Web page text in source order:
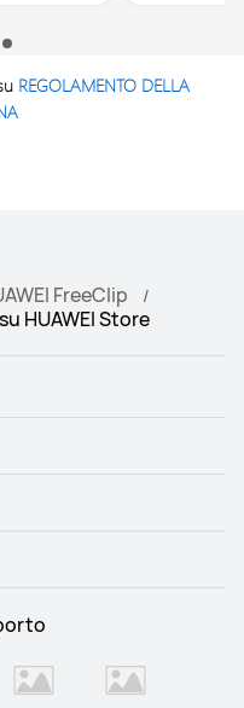
REGOLAMENTO DELLA
FreeClip
HUAWEI Store